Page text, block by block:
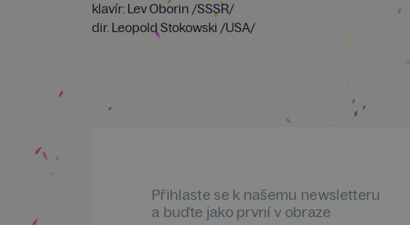
klavír: Lev Oborin /SSSR/
dir. Leopold Stokowski /USA/
Přihlaste se k našemu newsletteru
a buďte jako první v obraze